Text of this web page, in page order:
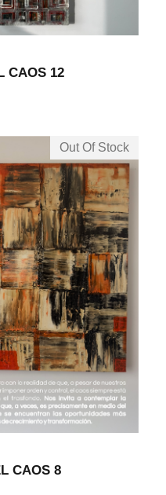
CAOS 12
Out Of Stock
CAOS 8